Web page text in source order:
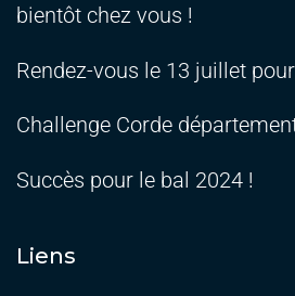
bientôt chez vous !
Rendez-vous le 13 juillet
Challenge Corde
Succès pour le bal 2024 !
Liens